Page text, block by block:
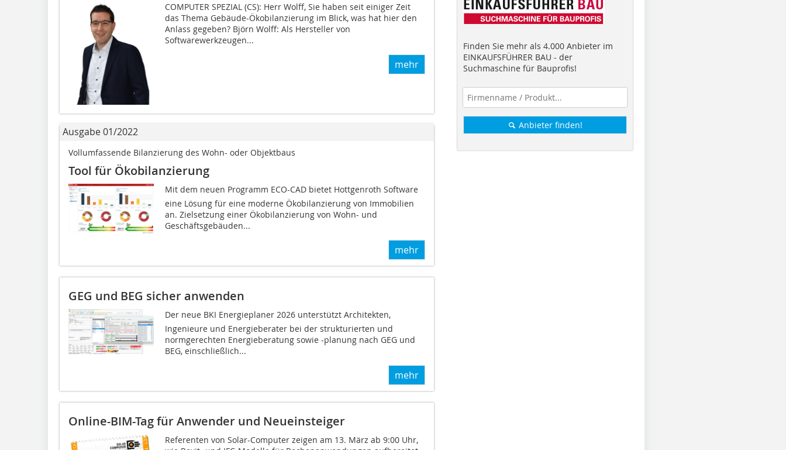
COMPUTER SPEZIAL (CS): Herr Wolff, Sie haben seit einiger Zeit
das Thema Gebäude-Ökobilanzierung im Blick, was hat hier den
Anlass gegeben? Björn Wolff: Als Hersteller von
Softwarewerkzeugen...
mehr
Ausgabe 01/2022
Vollumfassende Bilanzierung des Wohn- oder Objektbaus
Tool für Ökobilanzierung
Mit dem neuen Programm ECO-CAD bietet Hottgenroth Software
eine Lösung für eine moderne Ökobilanzierung von Immobilien
an. Zielsetzung einer Ökobilanzierung von Wohn- und
Geschäftsgebäuden...
mehr
GEG und BEG sicher anwenden
Der neue BKI Energieplaner 2026 unterstützt Architekten,
Ingenieure und Energieberater bei der strukturierten und
normgerechten Energieberatung sowie -planung nach GEG und
BEG, einschließlich...
mehr
Online-BIM-Tag für Anwender und Neueinsteiger
Referenten von Solar-Computer zeigen am 13. März ab 9:00 Uhr,
Finden Sie mehr als 4.000 Anbieter im
EINKAUFSFÜHRER BAU - der
Suchmaschine für Bauprofis!
Anbieter finden!